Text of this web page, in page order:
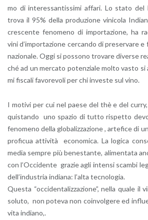
mo di in­te­res­san­tis­si­mi af­fa­ri. Lo stato del
trova il 95% della pro­du­zio­ne vi­ni­co­la
cre­scen­te fe­no­me­no di im­por­ta­zio­ne, ha
vini d’im­por­ta­zio­ne cer­can­do di pre­ser­va­re
na­zio­na­le. Oggi si pos­so­no tro­va­re di­ver­se
ché ad un mer­ca­to po­ten­zia­le molto vasto
mi fi­sca­li fa­vo­re­vo­li per chi in­ve­ste sul vino.
I mo­ti­vi per cui nel paese del thè e del
qui­stan­do uno spa­zio di tutto ri­spet­to
fe­no­me­no della glo­ba­liz­za­zio­ne , ar­te­fi­ce di
pro­fi­cua at­ti­vi­tà eco­no­mi­ca. La lo­gi­ca
media sem­pre più be­ne­stan­te, ali­men­ta­ta
con l’Oc­ci­den­te gra­zie agli in­ten­si scam­bi
del­l’in­du­stria in­dia­na: l’al­ta tec­no­lo­gia.
Que­sta “oc­ci­den­ta­liz­za­zio­ne”, nella quale il
so­lu­to, non po­te­va non coin­vol­ge­re ed
vita in­dia­no,.